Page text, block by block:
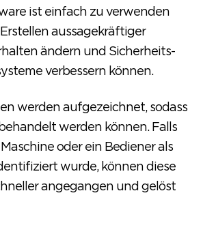
ist einfach zu verwenden
aussagekräftiger
ändern und Sicherheits-
verbessern können.
werden aufgezeichnet, sodass
werden können. Falls
oder ein Bediener als
wurde, können diese
angegangen und gelöst